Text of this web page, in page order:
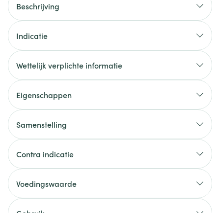
Beschrijving
Indicatie
Wettelijk verplichte informatie
Eigenschappen
Samenstelling
Contra indicatie
Voedingswaarde